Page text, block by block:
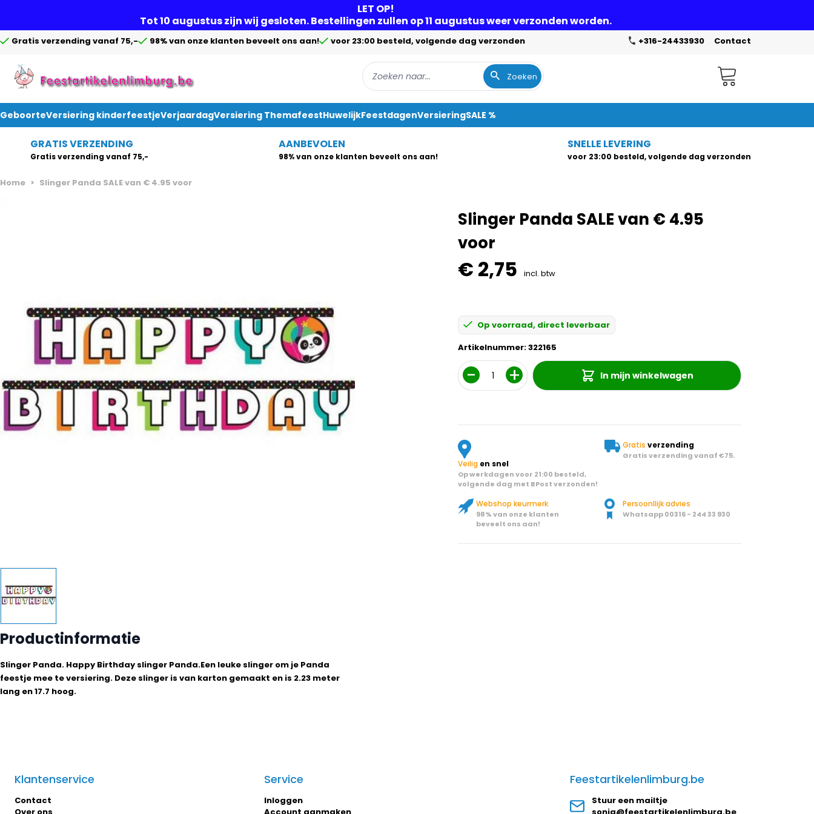
LET OP!
Tot 10 augustus zijn wij gesloten. Bestellingen zullen op 11 augustus weer verzonden worden.
Gratis verzending vanaf 75,- 98% van onze klanten beveelt ons aan! voor 23:00 besteld, volgende dag verzonden +316-24433930 Contact
Zoeken Winkelwagen
GeboorteVersiering kinderfeestjeVerjaardagVersiering ThemafeestHuwelijkFeestdagenVersieringSALE %
GRATIS VERZENDING
Gratis verzending vanaf 75,-
AANBEVOLEN
98% van onze klanten beveelt ons aan!
SNELLE LEVERING
voor 23:00 besteld, volgende dag verzonden
Home > Slinger Panda SALE van € 4.95 voor
Slinger Panda SALE van € 4.95
voor
€ 2,75 incl. btw
Op voorraad, direct leverbaar
Artikelnummer:322165
Aantal
In mijn winkelwagen
Veilig en snel
Op werkdagen voor 21:00 besteld,
volgende dag met BPost verzonden!
Gratis verzending
Gratis verzending vanaf €75.
Webshop keurmerk
98% van onze klanten
beveelt ons aan!
Persoonllijk advies
Whatsapp 00316 - 244 33 930
Productinformatie
Slinger Panda. Happy Birthday slinger Panda.Een leuke slinger om je Panda
feestje mee te versiering. Deze slinger is van karton gemaakt en is 2.23 meter
lang en 17.7 hoog.
Klantenservice
Contact
Service
Inloggen
Feestartikelenlimburg.be
Stuur een mailtje